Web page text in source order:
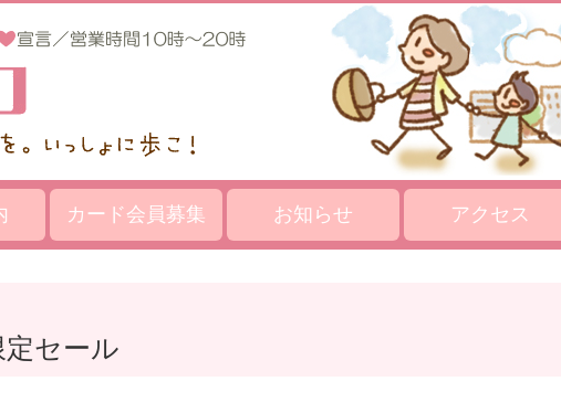
カード会員募集 お知らせ アクセス
セール